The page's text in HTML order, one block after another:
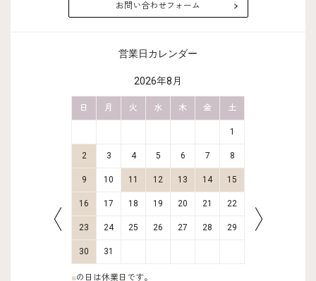
お問い合わせフォーム
営業日カレンダー
2026年8月
日 月 火 水 木 金 土
1
2 3 4 5 6 7 8
9 10 11 12 13 14 15
16 17 18 19 20 21 22
23 24 25 26 27 28 29
30 31
■の日は休業日です。